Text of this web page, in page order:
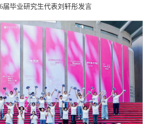
届毕业研究生代表刘轩彤发言